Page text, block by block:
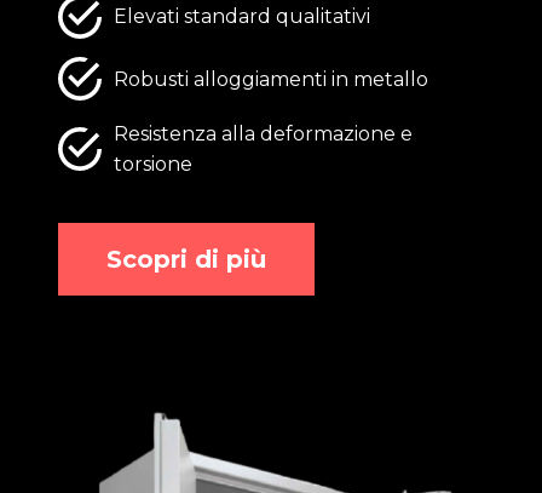
Elevati standard qualitativi
Robusti alloggiamenti in metallo
Resistenza alla deformazione e
torsione
Scopri di più